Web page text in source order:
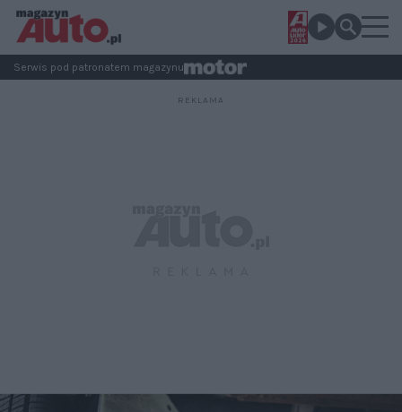
Serwis pod patronatem magazynu